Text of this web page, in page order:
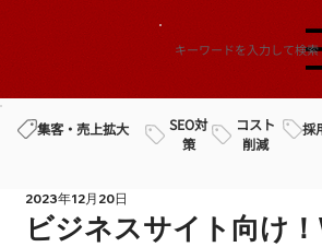
集客・売上拡大
SEO対
策
コスト
削減
採
ビジネスサイト向け
2023年12月20日